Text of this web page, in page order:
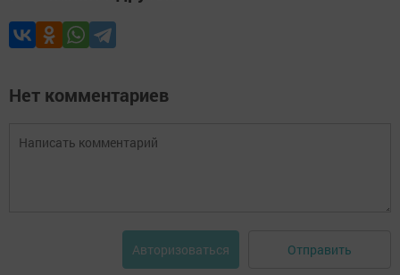
Нет комментариев
Авторизоваться Отправить